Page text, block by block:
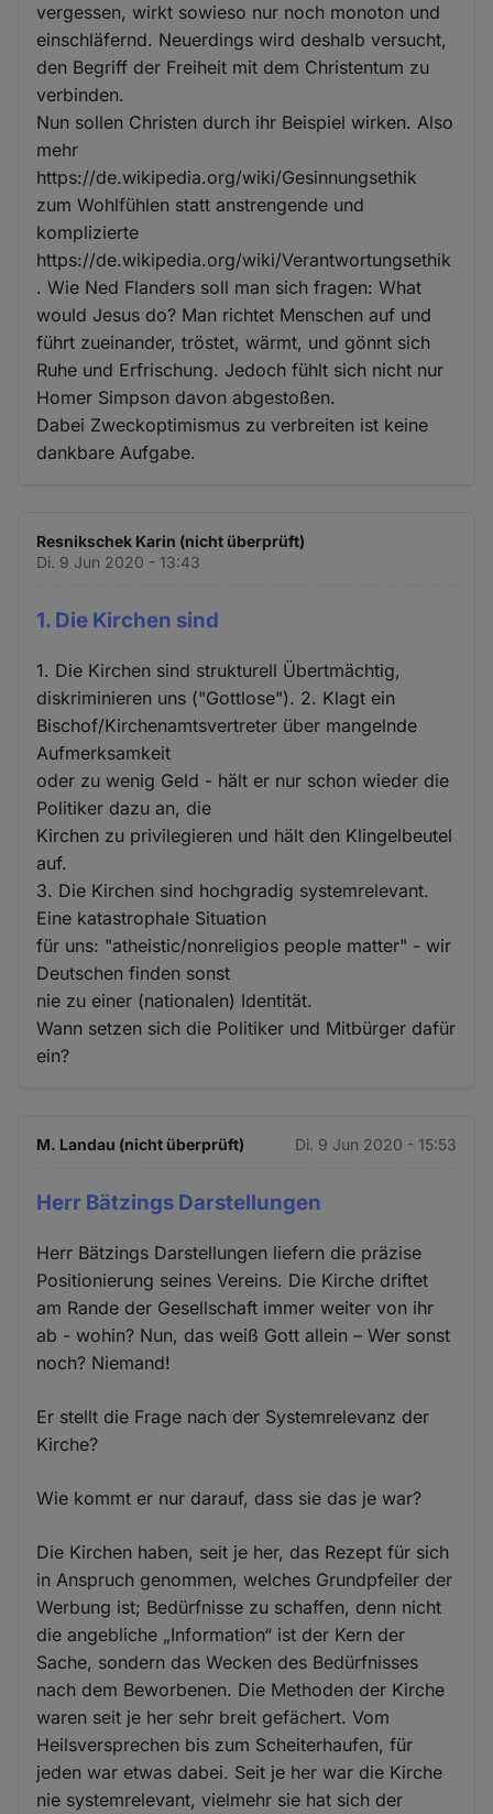
vergessen, wirkt sowieso nur noch monoton und
einschläfernd. Neuerdings wird deshalb versucht,
den Begriff der Freiheit mit dem Christentum zu
verbinden.
Nun sollen Christen durch ihr Beispiel wirken. Also
mehr
https://de.wikipedia.org/wiki/Gesinnungsethik
zum Wohlfühlen statt anstrengende und
komplizierte
https://de.wikipedia.org/wiki/Verantwortungsethik
. Wie Ned Flanders soll man sich fragen: What
would Jesus do? Man richtet Menschen auf und
führt zueinander, tröstet, wärmt, und gönnt sich
Ruhe und Erfrischung. Jedoch fühlt sich nicht nur
Homer Simpson davon abgestoßen.
Dabei Zweckoptimismus zu verbreiten ist keine
dankbare Aufgabe.
Resnikschek Karin (nicht überprüft)
Di. 9 Jun 2020 - 13:43
1. Die Kirchen sind
1. Die Kirchen sind strukturell Übertmächtig,
diskriminieren uns ("Gottlose"). 2. Klagt ein
Bischof/Kirchenamtsvertreter über mangelnde
Aufmerksamkeit
oder zu wenig Geld - hält er nur schon wieder die
Politiker dazu an, die
Kirchen zu privilegieren und hält den Klingelbeutel
auf.
3. Die Kirchen sind hochgradig systemrelevant.
Eine katastrophale Situation
für uns: "atheistic/nonreligios people matter" - wir
Deutschen finden sonst
nie zu einer (nationalen) Identität.
Wann setzen sich die Politiker und Mitbürger dafür
ein?
M. Landau (nicht überprüft) Di. 9 Jun 2020 - 15:53
Herr Bätzings Darstellungen
Herr Bätzings Darstellungen liefern die präzise
Positionierung seines Vereins. Die Kirche driftet
am Rande der Gesellschaft immer weiter von ihr
ab - wohin? Nun, das weiß Gott allein – Wer sonst
noch? Niemand!
Er stellt die Frage nach der Systemrelevanz der
Kirche?
Wie kommt er nur darauf, dass sie das je war?
Die Kirchen haben, seit je her, das Rezept für sich
in Anspruch genommen, welches Grundpfeiler der
Werbung ist; Bedürfnisse zu schaffen, denn nicht
die angebliche „Information“ ist der Kern der
Sache, sondern das Wecken des Bedürfnisses
nach dem Beworbenen. Die Methoden der Kirche
waren seit je her sehr breit gefächert. Vom
Heilsversprechen bis zum Scheiterhaufen, für
jeden war etwas dabei. Seit je her war die Kirche
nie systemrelevant, vielmehr sie hat sich der